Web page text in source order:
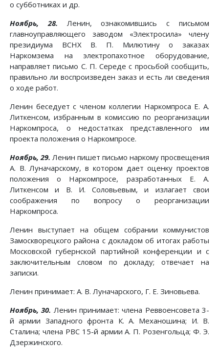
о субботниках и др.
Ноябрь, 28.
Ленин, ознакомившись с письмом
главноуправляющего заводом «Электросила» члену
президиума ВСНХ В. П. Милютину о заказах
Наркомзема на электропахотное оборудование,
направляет письмо С. П. Середе с просьбой сообщить,
правильно ли воспроизведен заказ и есть ли сведения
о ходе работ.
Ленин беседует с членом коллегии Наркомпроса Е. А.
Литкенсом, избранным в комиссию по реорганизации
Наркомпроса, о недостатках представленного им
проекта положения о Наркомпросе.
Ноябрь, 29. Ленин пишет письмо наркому просвещения
А. В. Луначарскому, в котором дает оценку проектов
положения о Наркомпросе, разработанных Е. А.
Литкенсом и В. И. Соловьевым, и излагает свои
соображения по вопросу о реорганизации
Наркомпроса.
Ленин выступает на общем собрании коммунистов
Замоскворецкого района с докладом об итогах работы
Московской губернской партийной конференции и с
заключительным словом по докладу; отвечает на
записки.
Ленин принимает: А. В. Луначарского, Г. Е. Зиновьева.
Ноябрь, 30. Ленин принимает: члена Реввоенсовета 3-
й армии Западного фронта К. А. Механошина; И. В.
Сталина; члена РВС 15-й армии А. П. Розенгольца; Ф. Э.
Дзержинского.